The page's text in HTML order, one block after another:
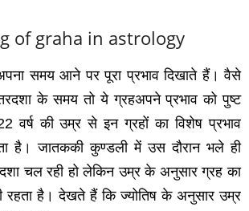
of graha in astrology
समय आने पर पूरा प्रभाव दिखाते हैं। वैसे
के समय तो ये ग्रहअपने प्रभाव को पुष्‍ट
वर्ष की उम्र से इन ग्रहों का विशेष प्रभाव
है। जातककी कुण्‍डली में उस दौरान भले ही
चल रही हो लेकिन उम्र के अनुसार ग्रह का
रहता है। देखते हैं कि ज्‍योतिष के अनुसार उम्र